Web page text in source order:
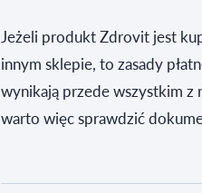
Jeżeli produkt Zdrovit jest
innym sklepie, to zasady
wynikają przede wszystkim z
warto więc sprawdzić